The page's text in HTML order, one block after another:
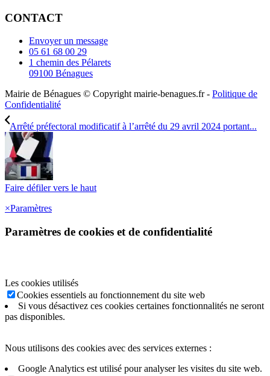
CONTACT
Envoyer un message
05 61 68 00 29
1 chemin des Pélarets
09100 Bénagues
Mairie de Bénagues © Copyright mairie-benagues.fr - Politique de
Confidentialité
Arrêté préfectoral modificatif à l’arrêté du 29 avril 2024 portant...
Faire défiler vers le haut
×Paramètres
Paramètres de cookies et de confidentialité
Les cookies utilisés
Cookies essentiels au fonctionnement du site web
Si vous désactivez ces cookies certaines fonctionnalités ne seront
pas disponibles.
Nous utilisons des cookies avec des services externes :
Google Analytics est utilisé pour analyser les visites du site web.